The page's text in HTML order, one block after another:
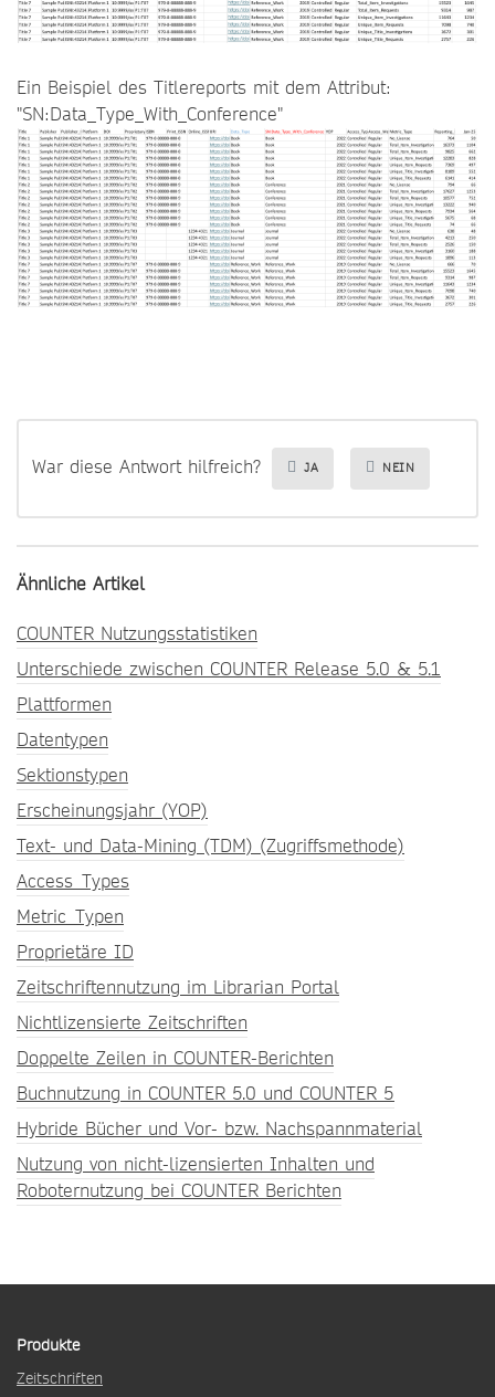
Ein Beispiel des Titlereports mit dem Attribut:
"SN:Data_Type_With_Conference"
War diese Antwort hilfreich? JA NEIN
Ähnliche Artikel
COUNTER Nutzungsstatistiken
Unterschiede zwischen COUNTER Release 5.0 & 5.1
Plattformen
Datentypen
Sektionstypen
Erscheinungsjahr (YOP)
Text- und Data-Mining (TDM) (Zugriffsmethode)
Access_Types
Metric_Typen
Proprietäre ID
Zeitschriftennutzung im Librarian Portal
Nichtlizensierte Zeitschriften
Doppelte Zeilen in COUNTER-Berichten
Buchnutzung in COUNTER 5.0 und COUNTER 5
Hybride Bücher und Vor- bzw. Nachspannmaterial
Nutzung von nicht-lizensierten Inhalten und
Roboternutzung bei COUNTER Berichten
Produkte
Zeitschriften